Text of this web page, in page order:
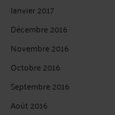
Janvier 2017
Décembre 2016
Novembre 2016
Octobre 2016
Septembre 2016
Août 2016